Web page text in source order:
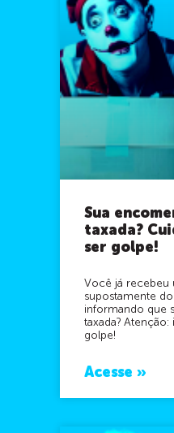
Sua
taxada?
ser golpe!
Você já recebeu
supostamente
informando que
taxada?
golpe!
Acesse »